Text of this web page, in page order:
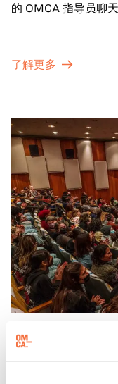
的 OMCA 指导员聊天
了解更多
第三个周日